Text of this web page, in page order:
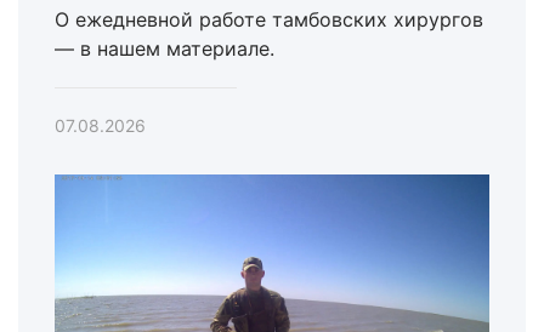
О ежедневной работе тамбовских хирургов
— в нашем материале.
07.08.2026